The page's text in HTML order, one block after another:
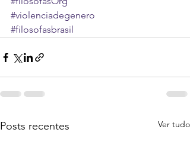
#violenciadegenero
#filosofasbrasil
Posts recentes Ver tudo